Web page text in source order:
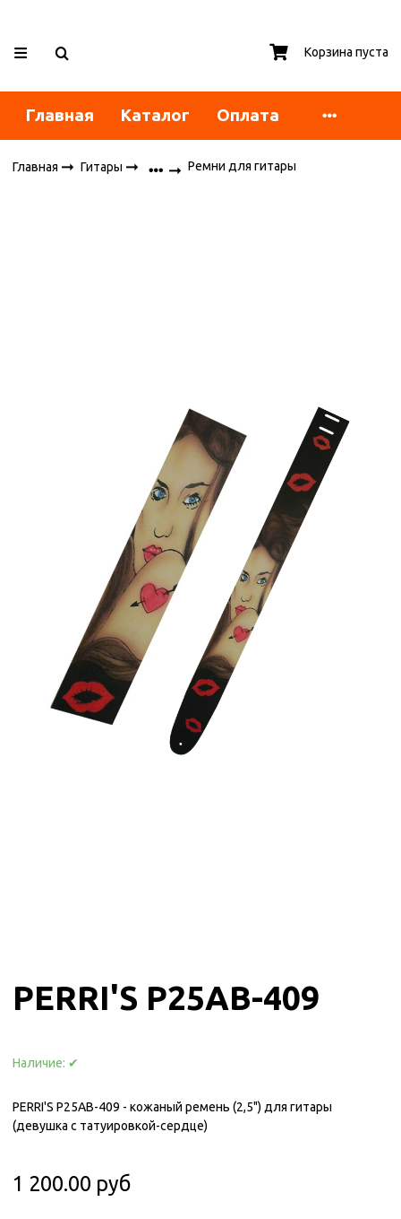
Корзина пуста
Главная Каталог Оплата
Главная Гитары Ремни для гитары
PERRI'S P25AB-409
Наличие: ✔
PERRI'S P25AB-409 - кожаный ремень (2,5") для гитары
(девушка с татуировкой-сердце)
1 200.00 руб